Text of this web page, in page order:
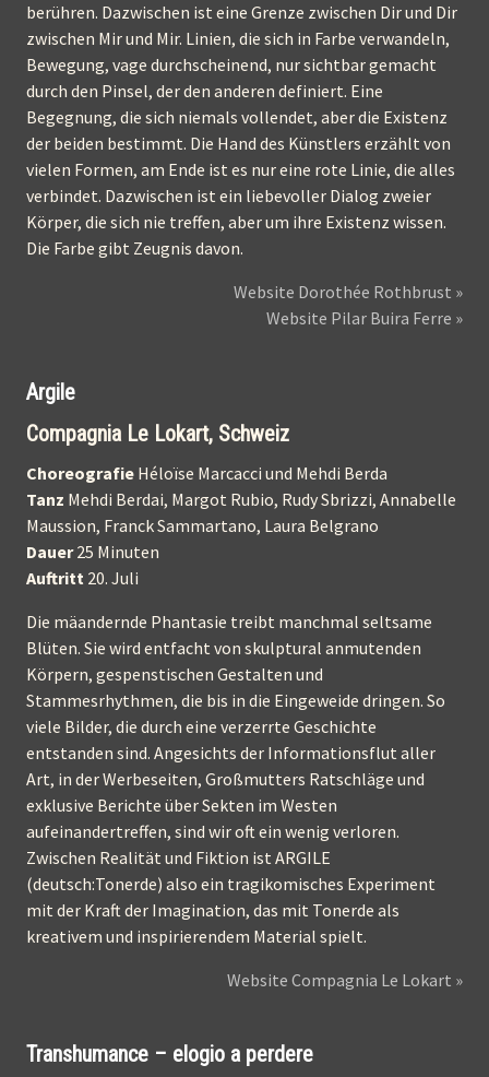
berühren. Dazwischen ist eine Grenze zwischen Dir und Dir
zwischen Mir und Mir. Linien, die sich in Farbe verwandeln,
Bewegung, vage durchscheinend, nur sichtbar gemacht
durch den Pinsel, der den anderen definiert. Eine
Begegnung, die sich niemals vollendet, aber die Existenz
der beiden bestimmt. Die Hand des Künstlers erzählt von
vielen Formen, am Ende ist es nur eine rote Linie, die alles
verbindet. Dazwischen ist ein liebevoller Dialog zweier
Körper, die sich nie treffen, aber um ihre Existenz wissen.
Die Farbe gibt Zeugnis davon.
Website Dorothée Rothbrust »
Website Pilar Buira Ferre »
Argile
Compagnia Le Lokart, Schweiz
Choreografie Héloïse Marcacci und Mehdi Berda
Tanz Mehdi Berdai, Margot Rubio, Rudy Sbrizzi, Annabelle
Maussion, Franck Sammartano, Laura Belgrano
Dauer25 Minuten
Auftritt 20. Juli
Die mäandernde Phantasie treibt manchmal seltsame
Blüten. Sie wird entfacht von skulptural anmutenden
Körpern, gespenstischen Gestalten und
Stammesrhythmen, die bis in die Eingeweide dringen. So
viele Bilder, die durch eine verzerrte Geschichte
entstanden sind. Angesichts der Informationsflut aller
Art, in der Werbeseiten, Großmutters Ratschläge und
exklusive Berichte über Sekten im Westen
aufeinandertreffen, sind wir oft ein wenig verloren.
Zwischen Realität und Fiktion ist ARGILE
(deutsch:Tonerde) also ein tragikomisches Experiment
mit der Kraft der Imagination, das mit Tonerde als
kreativem und inspirierendem Material spielt.
Website Compagnia Le Lokart »
Transhumance – elogio a perdere